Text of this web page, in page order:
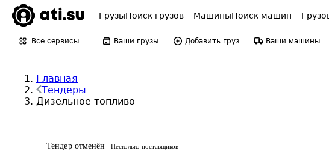
ГрузыПоиск грузов МашиныПоиск машин
Все сервисы Ваши грузы Добавить груз Ваши машины
Главная
Тендеры
Дизельное топливо
Тендер отменён Несколько поставщиков